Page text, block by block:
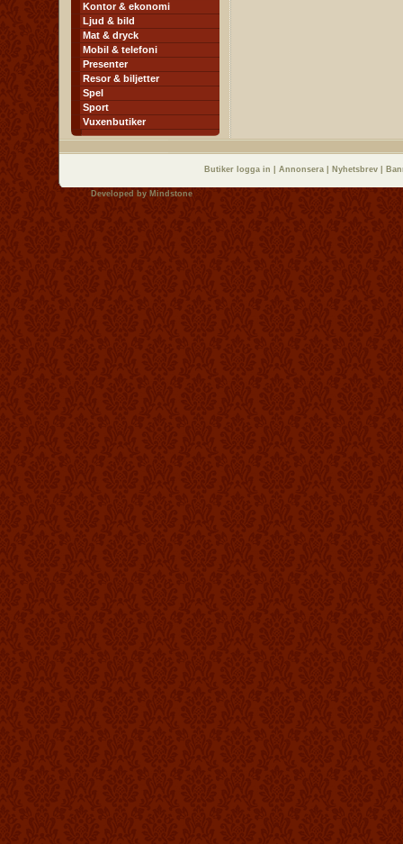
Kontor & ekonomi
Ljud & bild
Mat & dryck
Mobil & telefoni
Presenter
Resor & biljetter
Spel
Sport
Vuxenbutiker
Butiker logga in Annonsera Nyhetsbrev
Developed by Mindstone